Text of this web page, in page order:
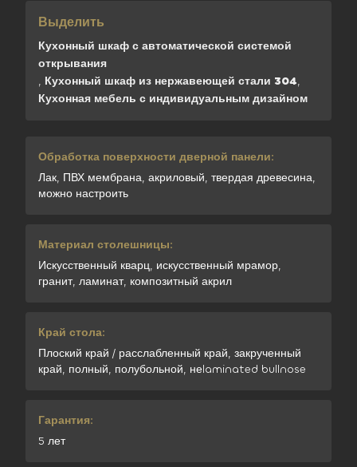
Выделить
Кухонный шкаф с автоматической системой
открывания
, Кухонный шкаф из нержавеющей стали 304,
Кухонная мебель с индивидуальным дизайном
Обработка поверхности дверной панели:
Лак, ПВХ мембрана, акриловый, твердая древесина,
можно настроить
Материал столешницы:
Искусственный кварц, искусственный мрамор,
гранит, ламинат, композитный акрил
Край стола:
Плоский край / расслабленный край, закрученный
край, полный, полубольной, неlaminated bullnose
Гарантия:
5 лет